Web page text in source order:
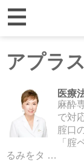
アプラ
医療
麻酔
で対
腟口
「腟
るみをタ …